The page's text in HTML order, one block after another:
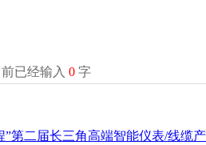
第二届长三角高端智能仪表/线缆